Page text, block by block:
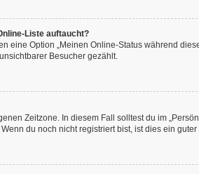
Liste auftaucht?
eine Option „Meinen Online-Status während
Besucher gezählt.
Zeitzone. In diesem Fall solltest du im
du noch nicht registriert bist, ist dies ein